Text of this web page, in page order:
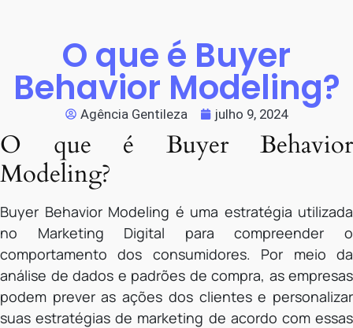
O que é Buyer
Behavior Modeling?
Agência Gentileza julho 9, 2024
O que é Buyer Behavior
Modeling?
Buyer Behavior Modeling é uma estratégia utilizada
no Marketing Digital para compreender o
comportamento dos consumidores. Por meio da
análise de dados e padrões de compra, as empresas
podem prever as ações dos clientes e personalizar
suas estratégias de marketing de acordo com essas